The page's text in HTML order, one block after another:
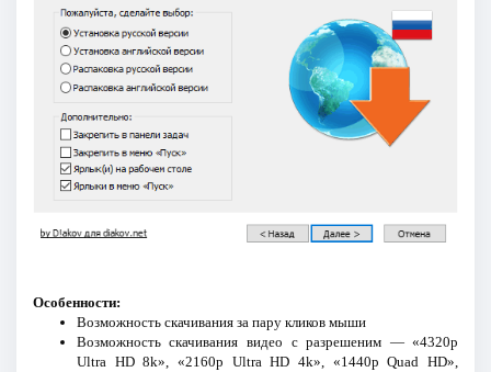
Особенности:
Возможность скачивания за пару кликов мыши
Возможность скачивания видео с разрешеним — «4320p
Ultra HD 8k», «2160p Ultra HD 4k», «1440p Quad HD»,